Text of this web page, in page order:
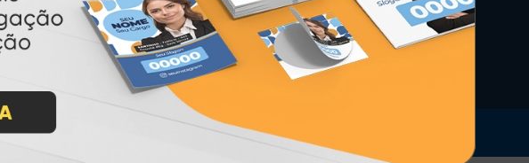
PARTICIPE
IMPRA INDUSTRIA GRAFICA LTDA | CNPJ: 28.045.354/0002-52
Atual Card © 2026. Todos os direitos reservados.